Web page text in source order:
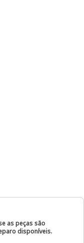
as peças são
disponíveis.